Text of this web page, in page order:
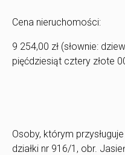
Cena nieruchomości:
9 254,00 zł (słownie:
pięćdziesiąt cztery złote
Osoby, którym
działki nr 916/1, obr.